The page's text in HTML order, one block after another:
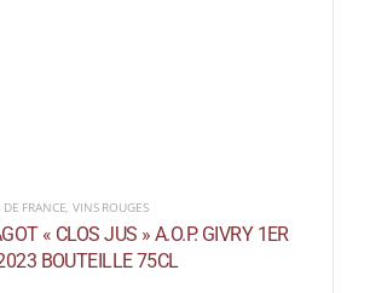
FRANCE ,VINS ROUGES
« CLOS JUS » A.O.P. GIVRY 1ER
BOUTEILLE 75CL